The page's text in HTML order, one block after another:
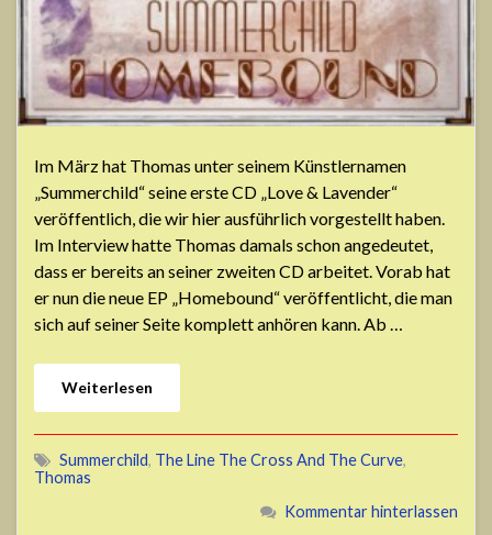
Im März hat Thomas unter seinem Künstlernamen
„Summerchild“ seine erste CD „Love & Lavender“
veröffentlich, die wir hier ausführlich vorgestellt haben.
Im Interview hatte Thomas damals schon angedeutet,
dass er bereits an seiner zweiten CD arbeitet. Vorab hat
er nun die neue EP „Homebound“ veröffentlicht, die man
sich auf seiner Seite komplett anhören kann. Ab …
Weiterlesen
Summerchild, The Line The Cross And The Curve,
Thomas
Kommentar hinterlassen